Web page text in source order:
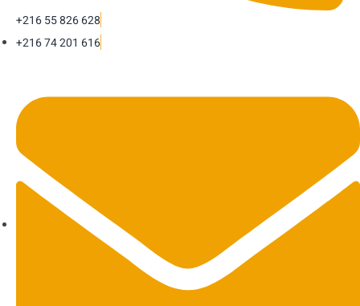
+216 55 826 628
+216 74 201 616